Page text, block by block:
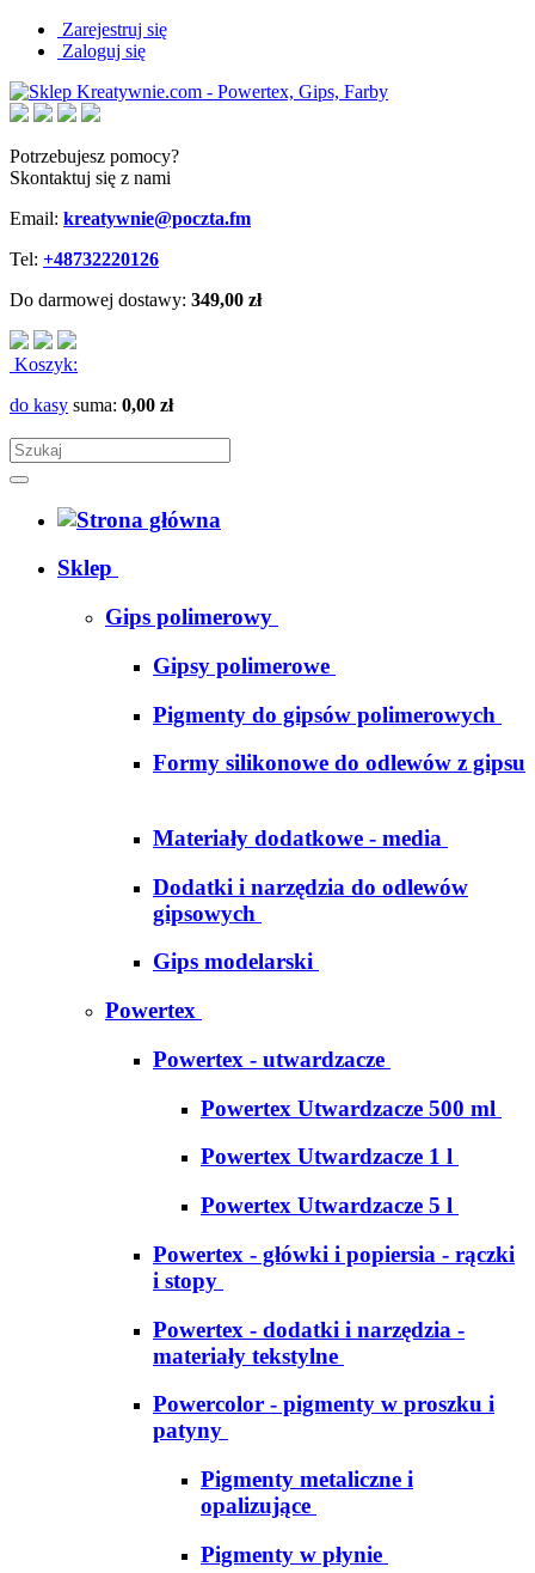
Zarejestruj się
Zaloguj się
Potrzebujesz pomocy?
Skontaktuj się z nami
Email: kreatywnie@poczta.fm
Tel: +48732220126
Do darmowej dostawy: 349,00 zł
Koszyk:
do kasy suma: 0,00 zł
Sklep
Gips polimerowy
Gipsy polimerowe
Pigmenty do gipsów polimerowych
Formy silikonowe do odlewów z gipsu
Materiały dodatkowe - media
Dodatki i narzędzia do odlewów
gipsowych
Gips modelarski
Powertex
Powertex - utwardzacze
Powertex Utwardzacze 500 ml
Powertex Utwardzacze 1 l
Powertex Utwardzacze 5 l
Powertex - główki i popiersia - rączki
i stopy
Powertex - dodatki i narzędzia -
materiały tekstylne
Powercolor - pigmenty w proszku i
patyny
Pigmenty metaliczne i
opalizujące
Pigmenty w płynie